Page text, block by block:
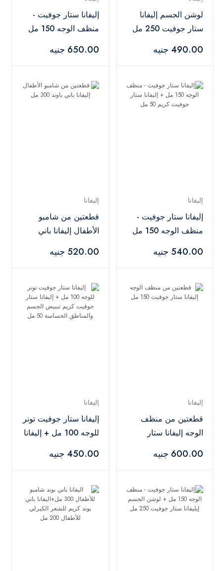
لوشن الجسم إليفانا
ستار جوفيت 250 مل
ستار جوفيت 100 مل
490.00 جنيه
إليفانا ستار جوفيت -
منظف الوجه 150 مل
ستار جوفيت 30 مل
650.00 جنيه
إليفانا
إليفانا ستار جوفيت -
منظف الوجه 150 مل
كريم 50 مل
540.00 جنيه
إليفانا
قطعتين من شامبو
الأطفال إليفانا باني
520.00 جنيه
إليفانا
قطعتين من منظف
الوجه إليفانا ستار
600.00 جنيه
إليفانا
إليفانا ستار جوفيت تونر
للوجه 100 مل + إليفانا
تبييض الجسم والمناطق
450.00 جنيه